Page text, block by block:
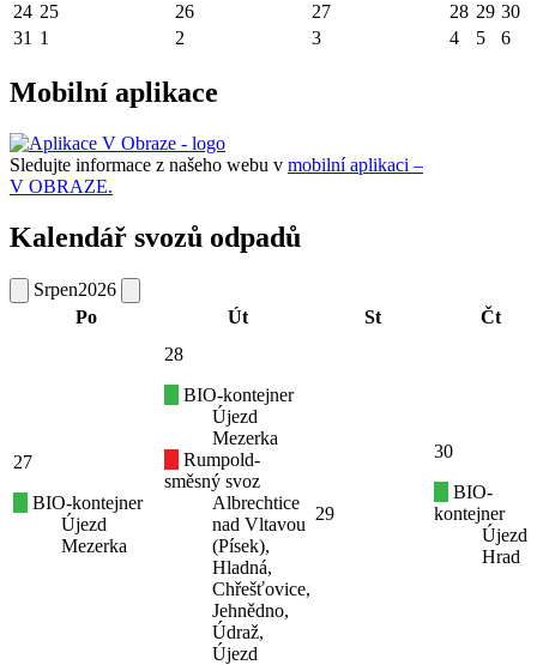
24 25 26 27 28 29 30
31 1 2 3 4 5 6
Mobilní aplikace
Sledujte informace z našeho webu v mobilní aplikaci –
V OBRAZE.
Kalendář svozů odpadů
Srpen2026
Po
Út St Čt
27
BIO-kontejner
Újezd
Mezerka
28
BIO-kontejner
Újezd
Mezerka
Rumpold-
směsný svoz
Albrechtice
nad Vltavou
(Písek),
Hladná,
Chřešťovice,
Jehnědno,
Údraž,
Újezd
29
30
BIO-
kontejner
Újezd
Hrad